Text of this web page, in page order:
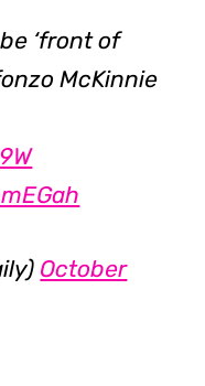
‘front of
McKinnie
October